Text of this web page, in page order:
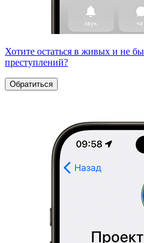
Хотите остаться в живых и не
преступлений?
Обратиться